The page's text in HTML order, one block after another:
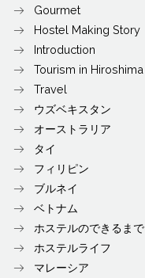
Gourmet
Hostel Making Story
Introduction
Tourism in Hiroshima
Travel
ウズベキスタン
オーストラリア
タイ
フィリピン
ブルネイ
ベトナム
ホステルのできるまで
ホステルライフ
マレーシア